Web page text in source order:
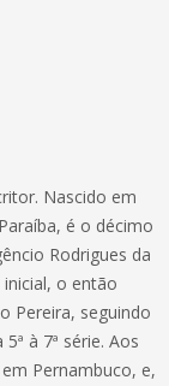
Nascido em
é o décimo
Rodrigues da
inicial, o então
Pereira, seguindo
à 7ª série. Aos
Pernambuco, e,